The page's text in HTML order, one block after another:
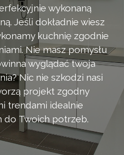
wykonaną
Jeśli dokładnie wiesz
kuchnię zgodnie
Nie masz pomysłu
wyglądać twoja
Nic nie szkodzi nasi
projekt zgodny
trendami idealnie
do Twoich potrzeb.